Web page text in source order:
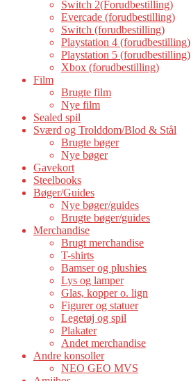
Switch 2(Forudbestilling)
Evercade (forudbestilling)
Switch (forudbestilling)
Playstation 4 (forudbestilling)
Playstation 5 (forudbestilling)
Xbox (forudbestilling)
Film
Brugte film
Nye film
Sealed spil
Sværd og Trolddom/Blod & Stål
Brugte bøger
Nye bøger
Gavekort
Steelbooks
Bøger/Guides
Nye bøger/guides
Brugte bøger/guides
Merchandise
Brugt merchandise
T-shirts
Bamser og plushies
Lys og lamper
Glas, kopper o. lign
Figurer og statuer
Legetøj og spil
Plakater
Andet merchandise
Andre konsoller
NEO GEO MVS